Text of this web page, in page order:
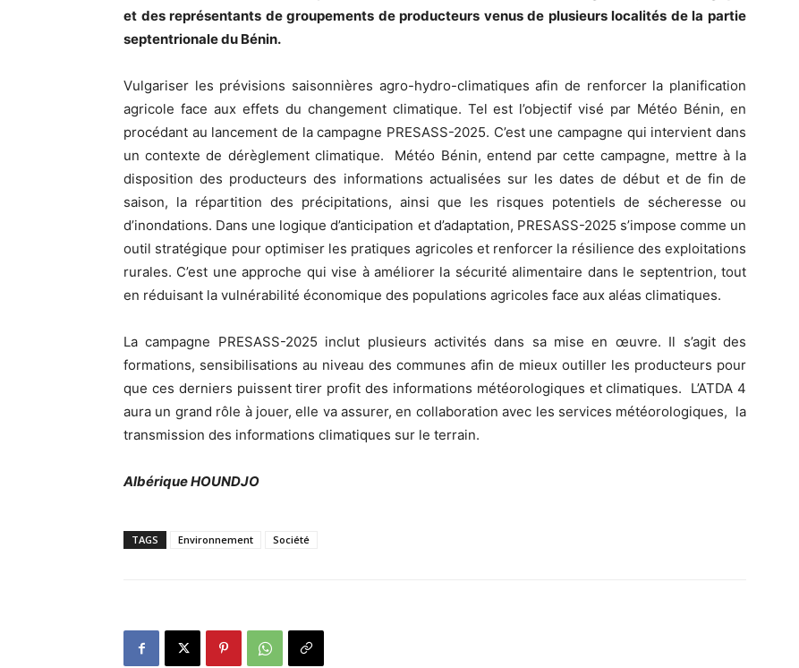
et des représentants de groupements de producteurs venus de plusieurs localités de la partie
septentrionale du Bénin.
Vulgariser les prévisions saisonnières agro-hydro-climatiques afin de renforcer la planification
agricole face aux effets du changement climatique. Tel est l’objectif visé par Météo Bénin, en
procédant au lancement de la campagne PRESASS-2025. C’est une campagne qui intervient dans
un contexte de dérèglement climatique. Météo Bénin, entend par cette campagne, mettre à la
disposition des producteurs des informations actualisées sur les dates de début et de fin de
saison, la répartition des précipitations, ainsi que les risques potentiels de sécheresse ou
d’inondations. Dans une logique d’anticipation et d’adaptation, PRESASS-2025 s’impose comme un
outil stratégique pour optimiser les pratiques agricoles et renforcer la résilience des exploitations
rurales. C’est une approche qui vise à améliorer la sécurité alimentaire dans le septentrion, tout
en réduisant la vulnérabilité économique des populations agricoles face aux aléas climatiques.
La campagne PRESASS-2025 inclut plusieurs activités dans sa mise en œuvre. Il s’agit des
formations, sensibilisations au niveau des communes afin de mieux outiller les producteurs pour
que ces derniers puissent tirer profit des informations météorologiques et climatiques. L’ATDA 4
aura un grand rôle à jouer, elle va assurer, en collaboration avec les services météorologiques, la
transmission des informations climatiques sur le terrain.
Albérique HOUNDJO
TAGS Environnement Société